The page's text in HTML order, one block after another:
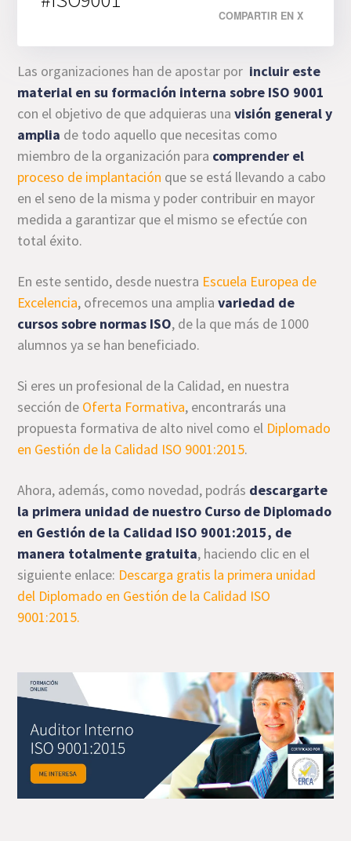
COMPARTIR EN X
Las organizaciones han de apostar por incluir este
material en su formación interna sobre ISO 9001
con el objetivo de que adquieras unavisión general y
amplia de todo aquello que necesitas como
miembro de la organización para comprender el
proceso de implantación que se está llevando a cabo
en el seno de la misma y poder contribuir en mayor
medida a garantizar que el mismo se efectúe con
total éxito.
En este sentido, desde nuestra Escuela Europea de
Excelencia, ofrecemos una ampliavariedad de
cursos sobre normas ISO, de la que más de 1000
alumnos ya se han beneficiado.
Si eres un profesional de la Calidad, en nuestra
sección de Oferta Formativa, encontrarás una
propuesta formativa de alto nivel como el Diplomado
en Gestión de la Calidad ISO 9001:2015.
Ahora, además, como novedad, podrás descargarte
la primera unidad de nuestro Curso de Diplomado
en Gestión de la Calidad ISO 9001:2015, de
manera totalmente gratuita, haciendo clic en el
siguiente enlace: Descarga gratis la primera unidad
del Diplomado en Gestión de la Calidad ISO
9001:2015.